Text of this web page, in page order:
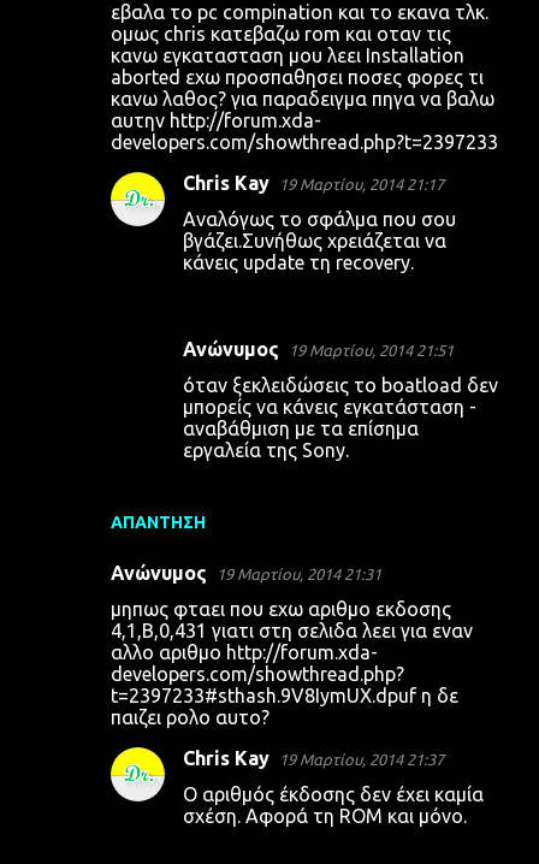
εβαλα το pc compination και το εκανα τλκ.
ομως chris κατεβαζω rom και οταν τις
κανω εγκατασταση μου λεει Installation
aborted εχω προσπαθησει ποσες φορες τι
κανω λαθος? για παραδειγμα πηγα να βαλω
αυτην http://forum.xda-
developers.com/showthread.php?t=2397233
ΑΠΆΝΤΗΣΗ
Chris Kay 19 Μαρτίου, 2014 21:17
Αναλόγως το σφάλμα που σου
βγάζει.Συνήθως χρειάζεται να
κάνεις update τη recovery.
Ανώνυμος 19 Μαρτίου, 2014 21:51
όταν ξεκλειδώσεις το boatload δεν
μπορείς να κάνεις εγκατάσταση -
αναβάθμιση με τα επίσημα
εργαλεία της Sony.
Ανώνυμος 19 Μαρτίου, 2014 21:31
μηπως φταει που εχω αριθμο εκδοσης
4,1,Β,0,431 γιατι στη σελιδα λεει για εναν
αλλο αριθμο http://forum.xda-
developers.com/showthread.php?
t=2397233#sthash.9V8IymUX.dpuf η δε
παιζει ρολο αυτο?
Chris Kay
19 Μαρτίου, 2014 21:37
Ο αριθμός έκδοσης δεν έχει καμία
σχέση. Αφορά τη ROM και μόνο.